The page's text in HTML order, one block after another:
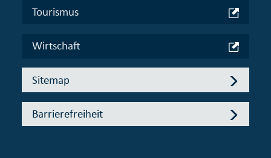
Tourismus
Wirtschaft
Sitemap
Barrierefreiheit